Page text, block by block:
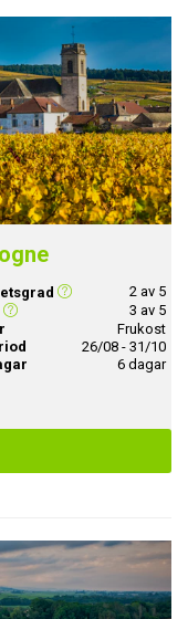
2 av 5
3 av 5
Frukost
26/08 - 31/10
6 dagar